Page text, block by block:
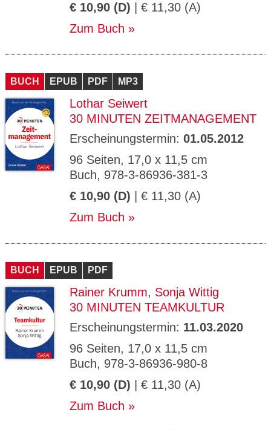
€ 10,90 (D) | € 11,30 (A)
Zum Buch
BUCH EPUB PDF MP3
Lothar Seiwert
30 MINUTEN ZEITMANAGEMENT
Erscheinungstermin: 01.05.2012
96 Seiten, 17,0 x 11,5 cm
Buch, 978-3-86936-381-3
€ 10,90 (D) | € 11,30 (A)
Zum Buch
BUCH EPUB PDF
Rainer Krumm, Sonja Wittig
30 MINUTEN TEAMKULTUR
Erscheinungstermin: 11.03.2020
96 Seiten, 17,0 x 11,5 cm
Buch, 978-3-86936-980-8
€ 10,90 (D) | € 11,30 (A)
Zum Buch